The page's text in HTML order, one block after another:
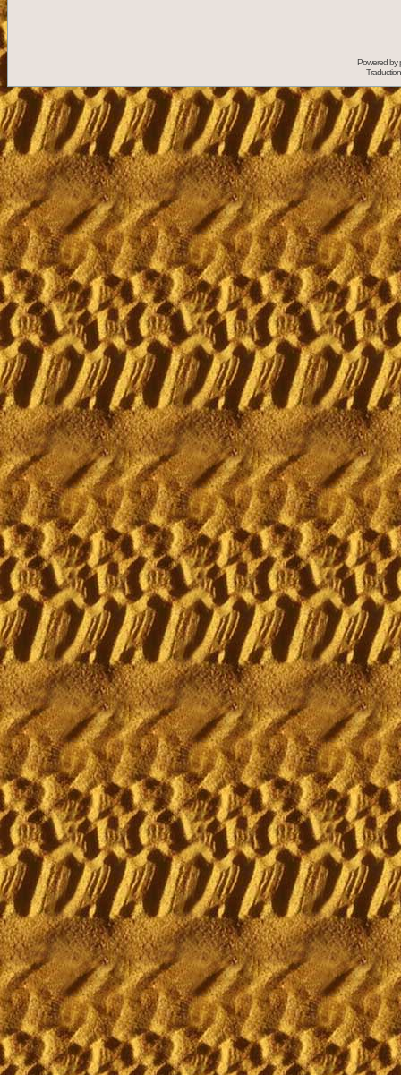
Powered by